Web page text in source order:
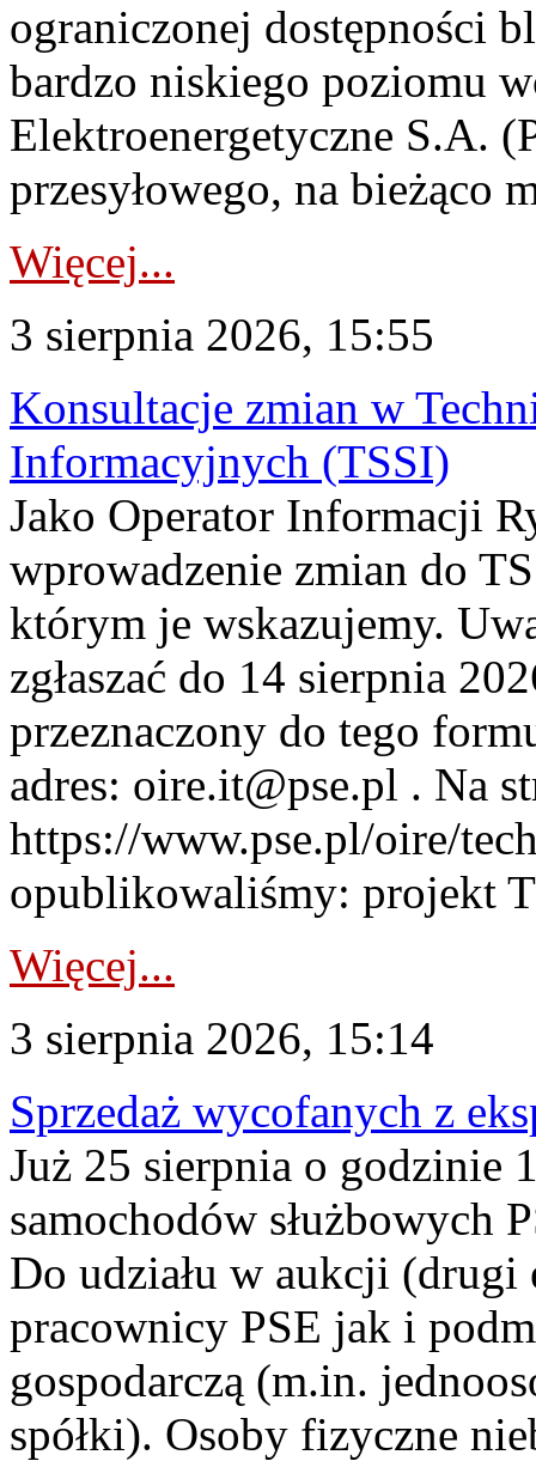
ograniczonej dostępności
bardzo niskiego poziomu
Elektroenergetyczne S.A.
przesyłowego, na bieżąco
Więcej...
3 sierpnia 2026, 15:55
Konsultacje zmian w
Informacyjnych (TSSI)
Jako Operator Informacji
wprowadzenie zmian do
którym je wskazujemy.
zgłaszać do 14 sierpnia
przeznaczony do tego
adres: oire.it@pse.pl . Na
https://www.pse.pl/oire/
opublikowaliśmy: projekt
Więcej...
3 sierpnia 2026, 15:14
Sprzedaż wycofanych z
Już 25 sierpnia o godzinie
samochodów służbowych
Do udziału w aukcji (drugi
pracownicy PSE jak i
gospodarczą (m.in.
spółki). Osoby fizyczne